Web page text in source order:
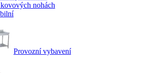
nohách
Provozní vybavení